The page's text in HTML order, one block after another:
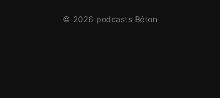
© 2026 podcasts Béton